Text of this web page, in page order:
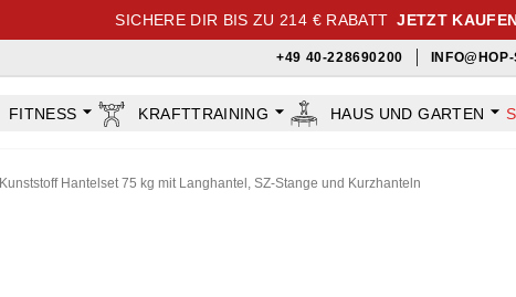
SICHERE DIR BIS ZU 214 € RABATT JETZT
+49 40-228690200
FITNESS KRAFTTRAINING HAUS UND GARTEN
Kunststoff Hantelset 75 kg mit Langhantel, SZ-Stange und Kurzhanteln